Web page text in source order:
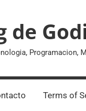
de
Programacion,
Terms of